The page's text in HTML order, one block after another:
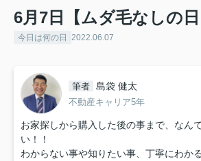
6月7日【ムダ毛なしの日
今日は何の日 2022.06.07
筆者 島袋 健太
不動産キャリア5年
お家探しから購入した後の事まで、なん
い！！
わからない事や知りたい事、丁寧にわか